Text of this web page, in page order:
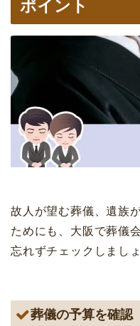
ポイント
故人が望む葬儀、遺族
ためにも、大阪で葬儀
忘れずチェックしましょ
葬儀の予算を確認